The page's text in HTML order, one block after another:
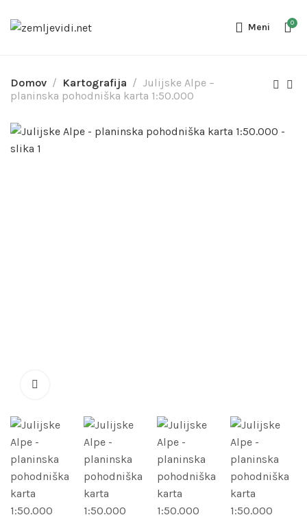
Meni 0
Domov Kartografija
Julijske Alpe –
planinska pohodniška karta 1:50.000